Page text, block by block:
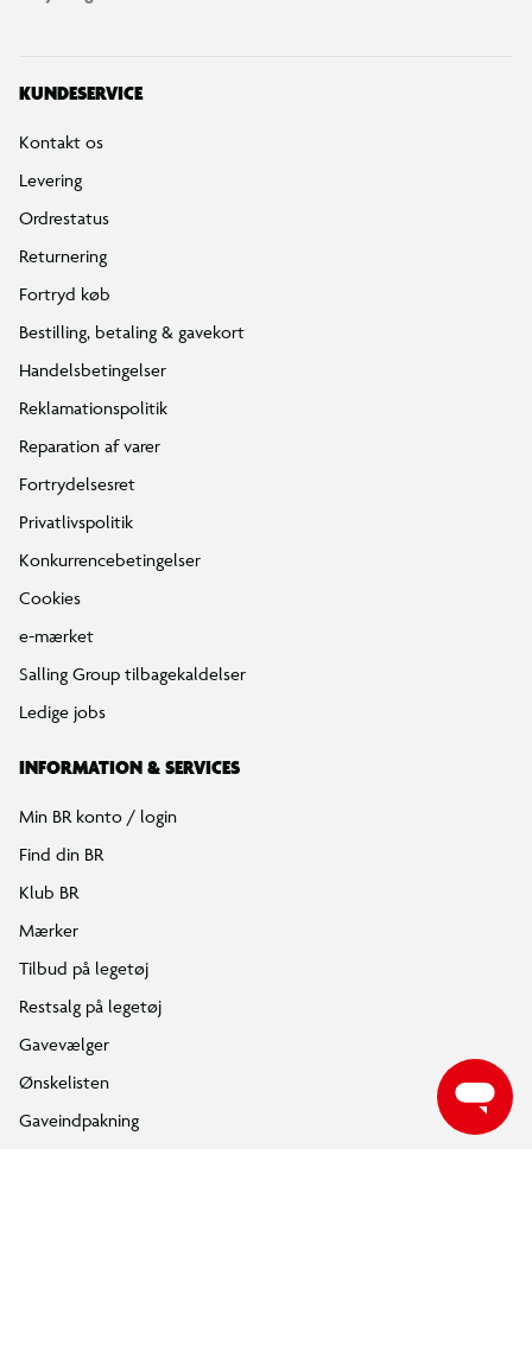
e-mærket
Salling Group tilbagekaldelser
Ledige jobs
Min BR konto / login
Find din BR
Klub BR
Mærker
Tilbud på legetøj
Restsalg på legetøj
Gavevælger
Ønskelisten
Gaveindpakning
Katalog
Events
Click&Collect
Gavekort
Om BR
Følg BR på Facebook
Følg BR på Instagram
Følg BR på Youtube
ÅBNINGSTIDER